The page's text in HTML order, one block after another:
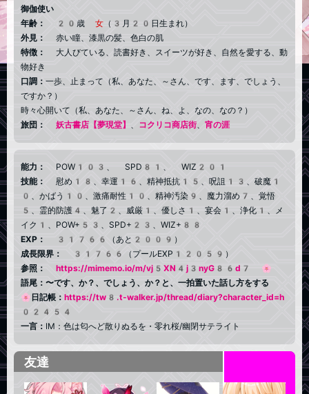
御伽使い
年齢：
20歳 女 （3月20日生まれ）
外見：
赤い瞳、漆黒の髪、色白の肌
特徴：
大人びている、読書好き、スイーツが好き、自然を愛する、動
物好き
口調： 一歩、止まって（私、あなた、～さん、です、ます、でしょう、
ですか？）
時々心開いて（私、あなた、～さん、ね、よ、なの、なの？）
旅団：
妖古書店【夢現堂】 、 コクリコ商店街、 宵の涯
能力：
POW103、 SPD81、 WIZ201
技能：
慰め18、幸運16、精神抵抗15、呪詛13、破魔1
0、かばう10、激痛耐性10、精神汚染9、魔力溜め7、覚悟
5、霊的防護4、魅了2、威厳1、優しさ1、宴会1、浄化1、メ
イク1、POW+53、SPD+23、WIZ+88
EXP：
31766（あと2009）
成長限界：
31766（プールEXP12059）
参照： https://mimemo.io/m/vj5XN4j3nyG86d7
🌸
語尾：〜です、か？、でしょう、か？と、一拍置いた話し方をする
🌸日記帳： https://tw8.t-walker.jp/thread/diary?character_id=h
02454
一言： IM：色は匂へど散りぬるを・零れ桜/幽閉サテライト
友達